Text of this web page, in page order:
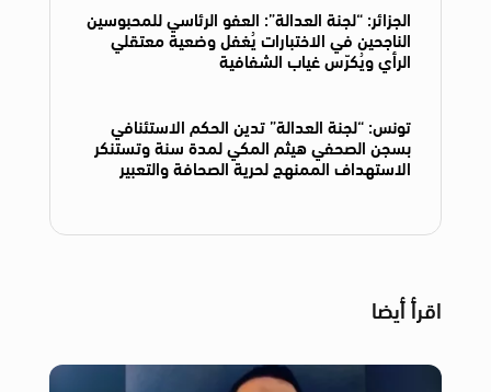
الجزائر: “لجنة العدالة”: العفو الرئاسي للمحبوسين
الناجحين في الاختبارات يُغفل وضعية معتقلي
الرأي ويُكرّس غياب الشفافية
تونس: “لجنة العدالة” تدين الحكم الاستئنافي
بسجن الصحفي هيثم المكي لمدة سنة وتستنكر
الاستهداف الممنهج لحرية الصحافة والتعبير
اقرأ أيضا